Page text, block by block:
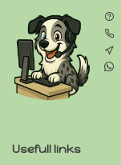
Usefull links